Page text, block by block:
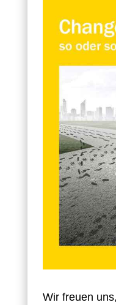
Wir freuen